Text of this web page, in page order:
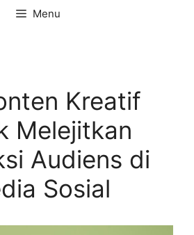
Menu
Kreatif
Melejitkan
Audiens di
Sosial